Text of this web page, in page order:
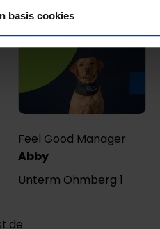
basis cookies
Feel Good Manager
Abby
Unterm Ohmberg 1